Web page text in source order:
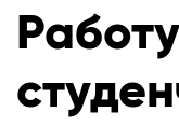
Работу